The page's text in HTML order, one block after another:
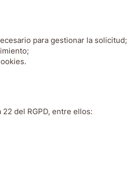
para gestionar la solicitud;
del RGPD, entre ellos: